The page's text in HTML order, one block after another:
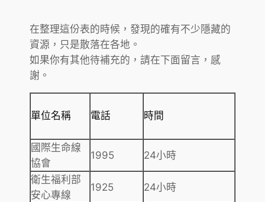
在整理這份表的時候，發現的確有不少隱藏的
資源，只是散落在各地。
如果你有其他待補充的，請在下面留言，感
謝。
單位名稱 電話 時間
國際生命線
協會
1995 24小時
衛生福利部
安心專線
1925 24小時